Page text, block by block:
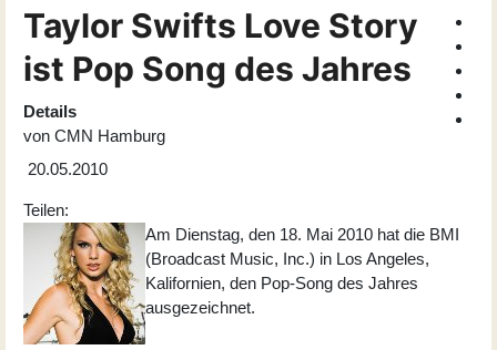
Taylor Swifts Love Story
ist Pop Song des Jahres
Details
von CMN Hamburg
20.05.2010
Teilen:
Am Dienstag, den 18. Mai 2010 hat die BMI
(Broadcast Music, Inc.) in Los Angeles,
Kalifornien, den Pop-Song des Jahres
ausgezeichnet.